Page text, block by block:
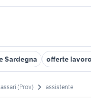
Sardegna offerte
(Prov) assistente